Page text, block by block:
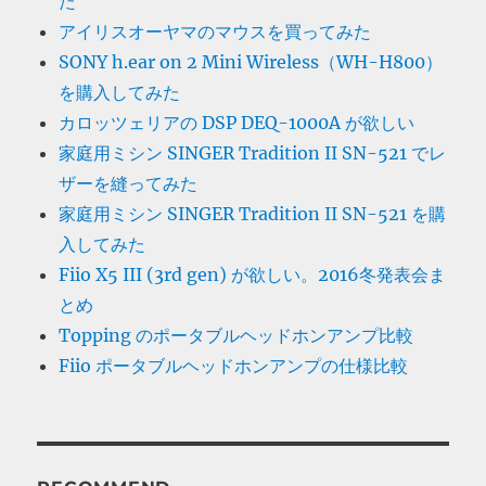
アイリスオーヤマのマウスを買ってみた
SONY h.ear on 2 Mini Wireless（WH-H800）
を購入してみた
カロッツェリアの DSP DEQ-1000A が欲しい
家庭用ミシン SINGER Tradition II SN-521 でレ
ザーを縫ってみた
家庭用ミシン SINGER Tradition II SN-521 を購
入してみた
Fiio X5 III (3rd gen) が欲しい。2016冬発表会ま
とめ
Topping のポータブルヘッドホンアンプ比較
Fiio ポータブルヘッドホンアンプの仕様比較